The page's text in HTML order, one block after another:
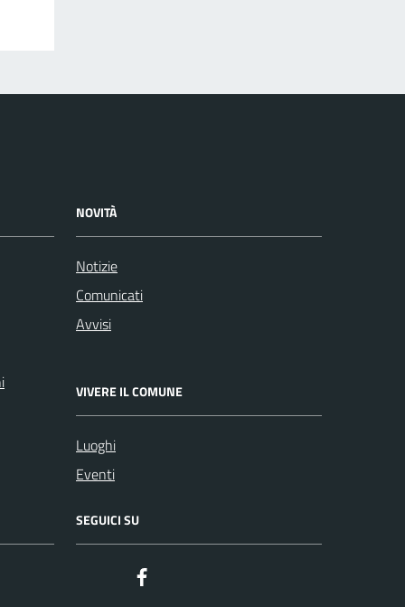
NOVITÀ
Notizie
Comunicati
Avvisi
VIVERE IL COMUNE
Luoghi
Eventi
SEGUICI SU